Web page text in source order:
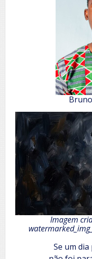
Imagem
Se um